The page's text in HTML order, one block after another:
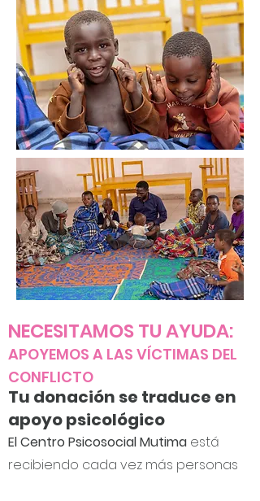
NECESITAMOS TU AYUDA:
APOYEMOS A LAS VÍCTIMAS DEL
CONFLICTO
Tu donación se traduce en
apoyo psicológico
El Centro Psicosocial Mutima está
recibiendo cada vez más personas